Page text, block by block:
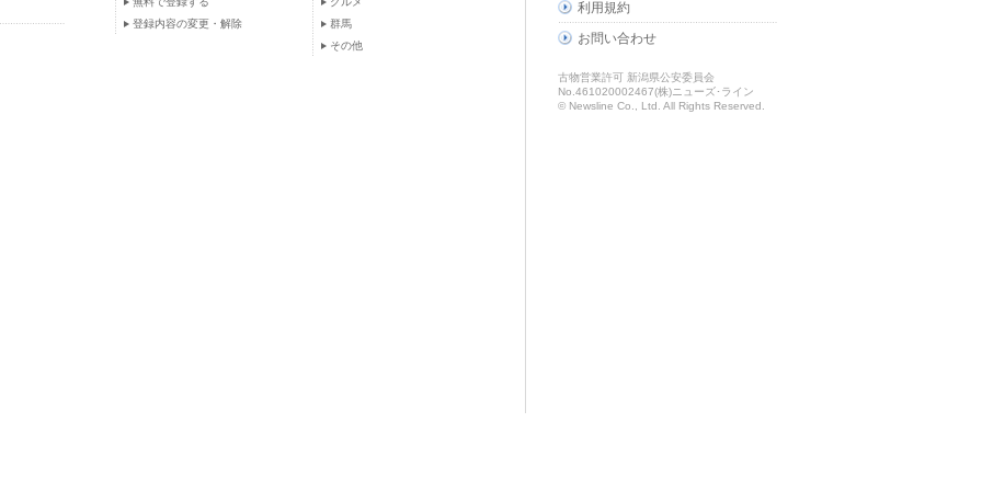
登録内容の変更・解除
群馬
その他
利用規約
お問い合わせ
古物営業許可 新潟県公安委員会
No.461020002467(株)ニューズ･ライン
© Newsline Co., Ltd. All Rights Reserved.